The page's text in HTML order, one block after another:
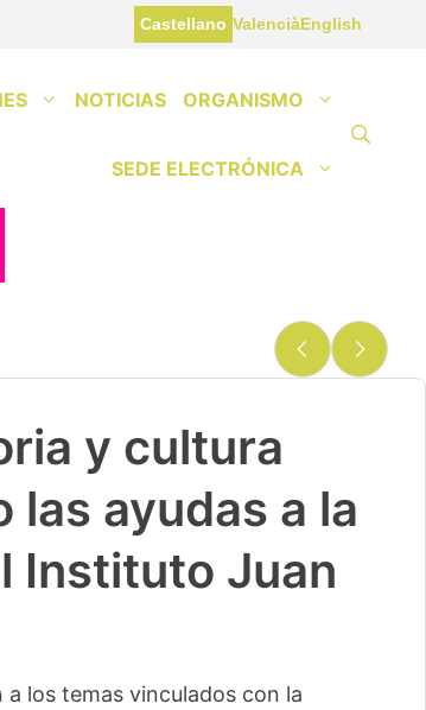
Castellano ValenciàEnglish
NOTICIAS ORGANISMO
SEDE ELECTRÓNICA
y cultura
las ayudas a la
Instituto Juan
los temas vinculados con la